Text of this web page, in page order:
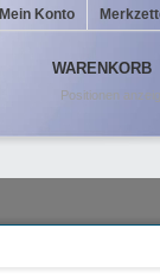
Mein Konto
WARENKORB
Positionen